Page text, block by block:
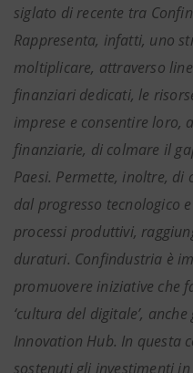
siglato di recente tra
Rappresenta, infatti, uno
moltiplicare, attraverso
finanziari dedicati, le
imprese e consentire loro,
finanziarie, di colmare il
Paesi. Permette, inoltre,
dal progresso tecnologico
processi produttivi,
duraturi. Confindustria è
promuovere iniziative che
‘cultura del digitale’,
Innovation Hub. In questa
sostenuti gli investimenti